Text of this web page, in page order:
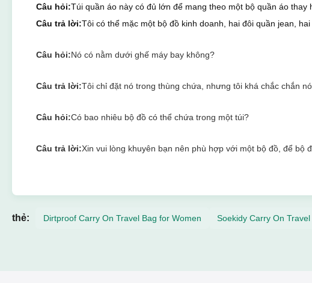
Câu hỏi:Túi quần áo này có đủ lớn để mang theo một bộ quần áo thay
Câu trả lời:Tôi có thể mặc một bộ đồ kinh doanh, hai đôi quần jean,
Câu hỏi:Nó có nằm dưới ghế máy bay không?
Câu trả lời:Tôi chỉ đặt nó trong thùng chứa, nhưng tôi khá chắc chắn
Câu hỏi:Có bao nhiêu bộ đồ có thể chứa trong một túi?
Câu trả lời:Xin vui lòng khuyên bạn nên phù hợp với một bộ đồ, để bộ
thẻ: Dirtproof Carry On Travel Bag for Women Soekidy Carry On Travel